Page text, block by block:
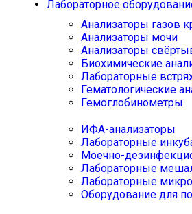
Лабораторное
Анализаторы газов
Анализаторы мочи
Анализаторы
Биохимические
Лабораторные
Гематологические
Гемоглобинометры
ИФА-анализаторы
Лабораторные
Моечно-
Лабораторные
Лабораторные
Оборудование для